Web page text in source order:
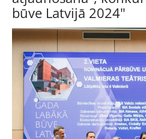
būve Latvijā 2024"